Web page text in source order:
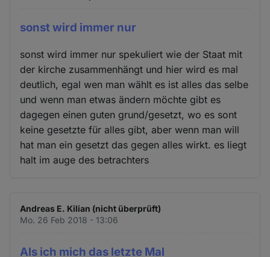
sonst wird immer nur
sonst wird immer nur spekuliert wie der Staat mit
der kirche zusammenhängt und hier wird es mal
deutlich, egal wen man wählt es ist alles das selbe
und wenn man etwas ändern möchte gibt es
dagegen einen guten grund/gesetzt, wo es sont
keine gesetzte für alles gibt, aber wenn man will
hat man ein gesetzt das gegen alles wirkt. es liegt
halt im auge des betrachters
Andreas E. Kilian (nicht überprüft)
Mo. 26 Feb 2018 - 13:06
Als ich mich das letzte Mal